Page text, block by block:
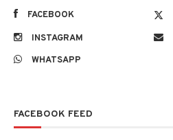
FACEBOOK
INSTAGRAM
WHATSAPP
FACEBOOK FEED